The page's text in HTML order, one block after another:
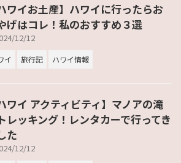
ワイお土産】ハワイに行ったらお
げはコレ！私のおすすめ３選
12/12
イ 旅行記 ハワイ情報
ワイ アクティビティ】マノアの滝
レッキング！レンタカーで行ってき
た
12/12